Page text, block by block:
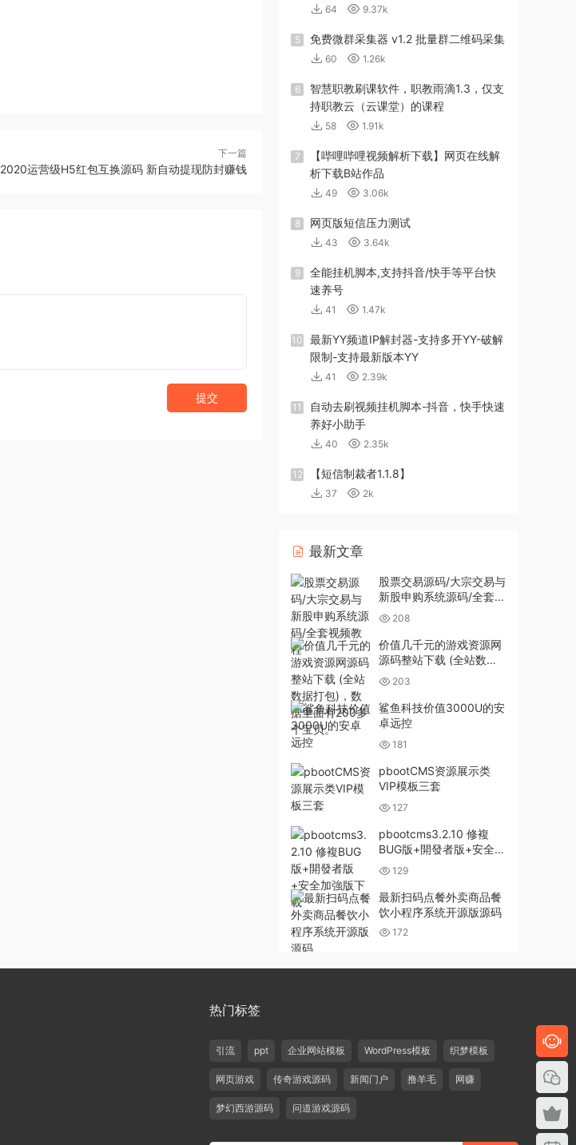
下一篇
2020运营级H5红包互换源码 新自动提现防封赚钱
提交
64 9.37k
5 免费微群采集器 v1.2 批量群二维码采集
60 1.26k
6
智慧职教刷课软件，职教雨滴1.3，仅支
持职教云（云课堂）的课程
58 1.91k
7
【哔哩哔哩视频解析下载】网页在线解
析下载B站作品
49 3.06k
8 网页版短信压力测试
43 3.64k
9
全能挂机脚本,支持抖音/快手等平台快
速养号
41 1.47k
10
最新YY频道IP解封器-支持多开YY-破解
限制-支持最新版本YY
41 2.39k
11
自动去刷视频挂机脚本-抖音，快手快速
养好小助手
40 2.35k
12 【短信制裁者1.1.8】
37 2k
最新文章
股票交易源码/大宗交易与
新股申购系统源码/全套视
频教程
208
价值几千元的游戏资源网
源码整站下载 (全站数据
打包)，数据里面有200多
个宝贝。
203
鲨鱼科技价值3000U的安
卓远控
181
pbootCMS资源展示类
VIP模板三套
127
pbootcms3.2.10 修複
BUG版+開發者版+安全加
強版下載
129
最新扫码点餐外卖商品餐
饮小程序系统开源版源码
172
热门标签
引流 ppt 企业网站模板 WordPress模板 织梦模板
网页游戏 传奇游戏源码 新闻门户 撸羊毛 网赚
梦幻西游源码 问道游戏源码